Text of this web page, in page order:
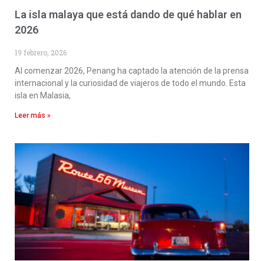
La isla malaya que está dando de qué hablar en
2026
19 febrero, 2026
Al comenzar 2026, Penang ha captado la atención de la prensa
internacional y la curiosidad de viajeros de todo el mundo. Esta
isla en Malasia,
Leer más »